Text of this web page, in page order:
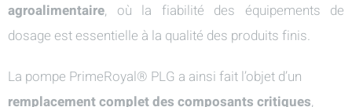
agroalimentaire, où la fiabilité des équipements de
dosage est essentielle à la qualité des produits finis.
La pompe PrimeRoyal® PLG a ainsi fait l’objet d’un
remplacement complet des composants critiques,